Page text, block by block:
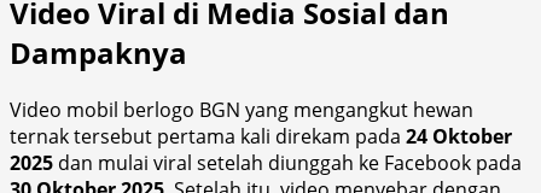
Video Viral di Media Sosial dan
Dampaknya
Video mobil berlogo BGN yang mengangkut hewan
ternak tersebut pertama kali direkam pada 24 Oktober
2025 dan mulai viral setelah diunggah ke Facebook pada